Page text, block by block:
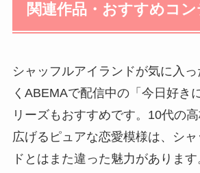
関連作品・おすすめコ
シャッフルアイランドが気に入
くABEMAで配信中の「今日好き
リーズもおすすめです。10代の
広げるピュアな恋愛模様は、シ
ドとはまた違った魅力があります